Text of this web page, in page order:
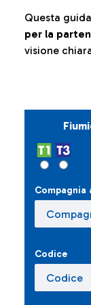
Questa
per la
visione
Compagnia
Codice